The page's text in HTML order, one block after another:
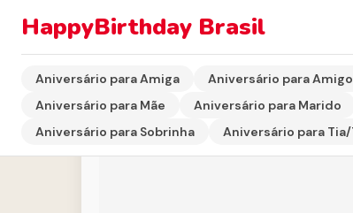
HappyBirthday Brasil
Aniversário para Amiga Aniversário para Amigo
Aniversário para Mãe
Aniversário para Marido
Aniversário para Sobrinha
Aniversário para